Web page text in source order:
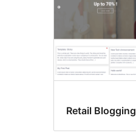
Retail Blogging